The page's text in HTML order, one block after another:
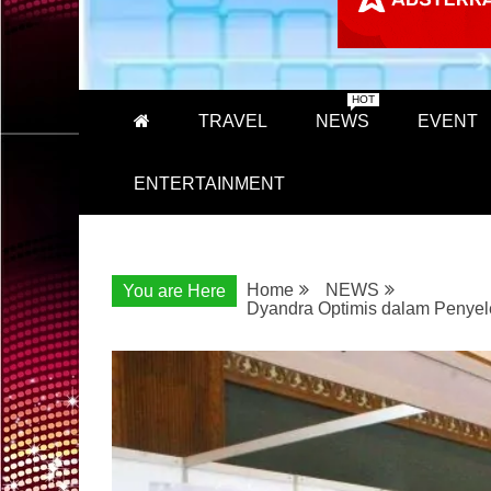
TRAVEL NEWS
HOT
EVENT
ENTERTAINMENT
You are Here Home
NEWS
Dyandra Optimis dalam